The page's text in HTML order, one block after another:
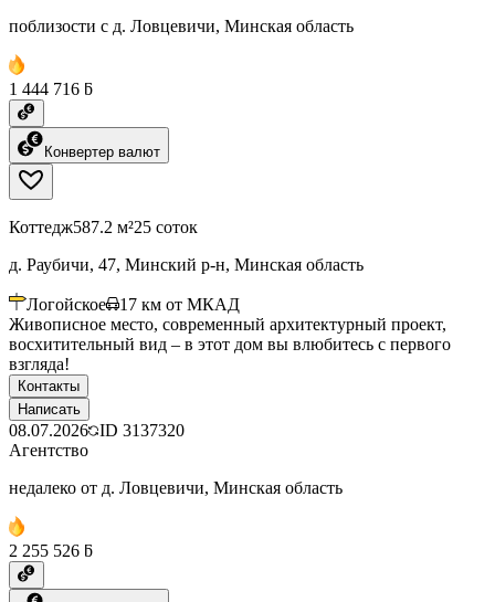
поблизости с д. Ловцевичи, Минская область
1 444 716 ƃ
Конвертер валют
Коттедж587.2 м²25 соток
д. Раубичи, 47, Минский р-н, Минская область
Логойское 17 км от МКАД
Живописное место, современный архитектурный проект,
восхитительный вид – в этот дом вы влюбитесь с первого
взгляда!
Контакты
Написать
08.07.2026 ID 3137320
Агентство
недалеко от д. Ловцевичи, Минская область
2 255 526 ƃ